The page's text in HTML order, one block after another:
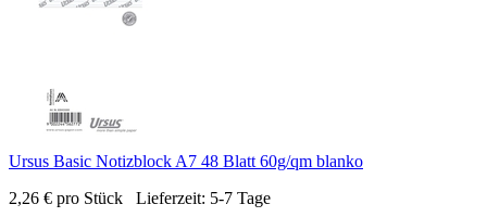
Ursus Basic Notizblock A7 48 Blatt 60g/qm blanko
2,26 € pro Stück Lieferzeit: 5-7 Tage